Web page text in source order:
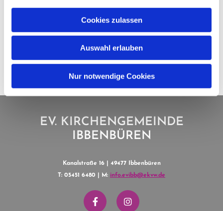
Cookies zulassen
Auswahl erlauben
Nur notwendige Cookies
EV. KIRCHENGEMEINDE
IBBENBÜREN
Kanalstraße 16 | 49477 Ibbenbüren
T: 05451 6480 | M: info.evibb@ekvw.de